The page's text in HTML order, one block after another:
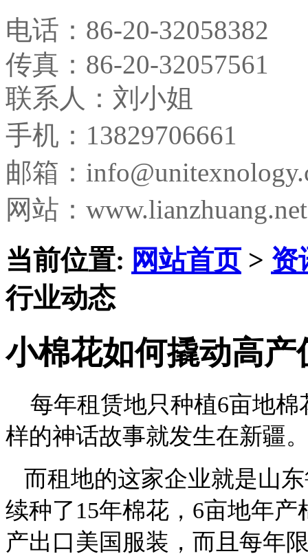
电话： 86-20-32058382
传真： 86-20-32057561
联系人：刘小姐
手机：13829706661
邮箱：
网站：www.lianzhuang.net
当前位置: 网站首页> 资
行业动态
小棉花如何撬动高产
每年租赁地只种植6亩地棉
样的神话故事就发生在新疆
而租地的这家企业就是山
续种了15年棉花，6亩地年
产出口美国服装，而且每年